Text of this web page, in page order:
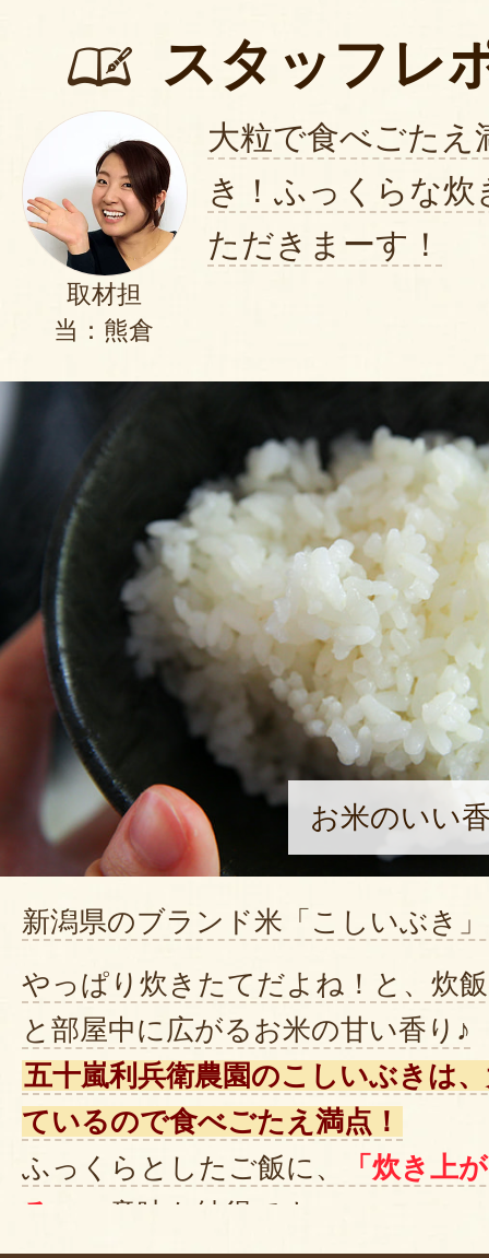
スタッフレ
取材担
当：熊倉
大粒で食べごたえ
き！ふっくらな
ただきまーす！
お米のいい
新潟県のブランド米「こしいぶき
やっぱり炊きたてだよね！と、炊
と部屋中に広がるお米の甘い香り♪
五十嵐利兵衛農園のこしいぶきは
ているので食べごたえ満点！
ふっくらとしたご飯に、
「炊き上
る」
の意味も納得です。